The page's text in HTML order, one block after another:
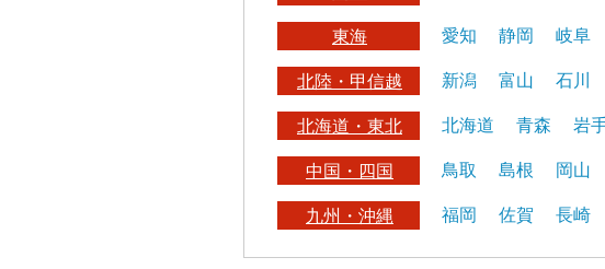
東海 愛知 静岡 岐阜
北陸・甲信越 新潟 富山 石川
北海道・東北 北海道 青森 岩
中国・四国 鳥取 島根 岡山
九州・沖縄 福岡 佐賀 長崎